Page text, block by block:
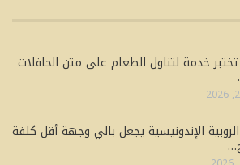
تختبر خدمة لتناول الطعام على متن الحافلات
الإندونيسية يجعل بالي وجهة أقل كلفة